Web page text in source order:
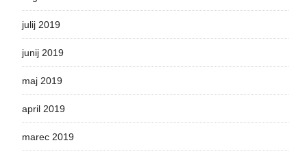
julij 2019
junij 2019
maj 2019
april 2019
marec 2019